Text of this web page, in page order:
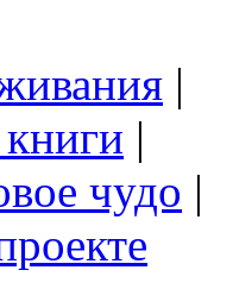
|
|
чудо |